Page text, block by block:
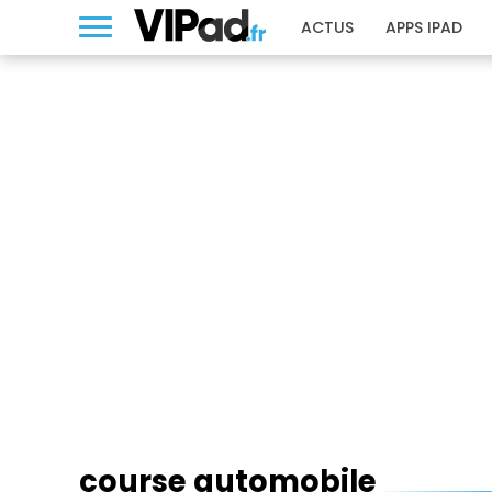
ACTUS APPS IPAD
COURSE AUTOMOBILE
course automobile